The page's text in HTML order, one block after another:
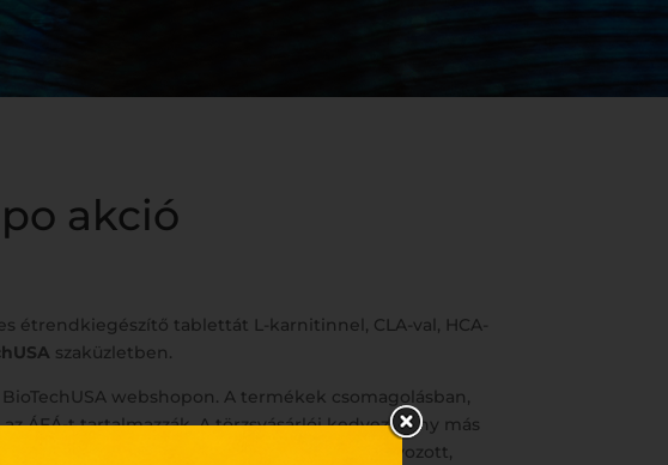
akció
étrendkiegészítő tablettát L-karnitinnel, CLA-val, HCA-
szaküzletben.
webshopon. A termékek csomagolásban,
ÁFÁ-t tartalmazzák. A törzsvásárlói kedvezmény más
nem helyettesíti a kiegyensúlyozott,